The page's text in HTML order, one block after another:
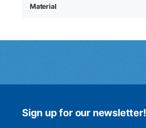
Material
Sign up for our newsletter!